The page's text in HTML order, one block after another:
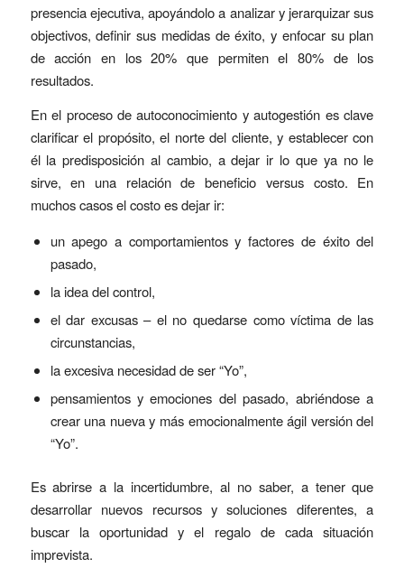
presencia ejecutiva, apoyándolo a analizar y jerarquizar sus
objectivos, definir sus medidas de éxito, y enfocar su plan
de acción en los 20% que permiten el 80% de los
resultados.
En el proceso de autoconocimiento y autogestión es clave
clarificar el propósito, el norte del cliente, y establecer con
él la predisposición al cambio, a dejar ir lo que ya no le
sirve, en una relación de beneficio versus costo. En
muchos casos el costo es dejar ir:
un apego a comportamientos y factores de éxito del
pasado,
la idea del control,
el dar excusas – el no quedarse como víctima de las
circunstancias,
la excesiva necesidad de ser “Yo”,
pensamientos y emociones del pasado, abriéndose a
crear una nueva y más emocionalmente ágil versión del
“Yo”.
Es abrirse a la incertidumbre, al no saber, a tener que
desarrollar nuevos recursos y soluciones diferentes, a
buscar la oportunidad y el regalo de cada situación
imprevista.